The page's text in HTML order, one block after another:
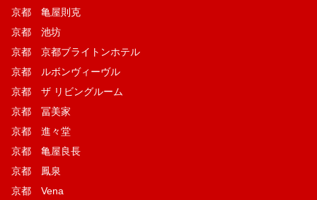
京都 亀屋則克
京都 池坊
京都 京都ブライトンホテル
京都 ルボンヴィーヴル
京都 ザ リビングルーム
京都 冨美家
京都 進々堂
京都 亀屋良長
京都 鳳泉
京都 Vena